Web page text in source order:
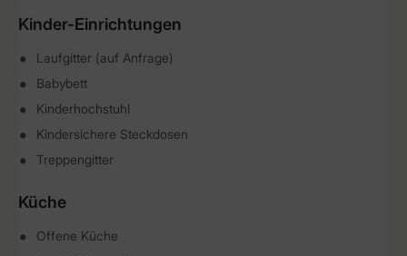
Kinder-Einrichtungen
Laufgitter (auf Anfrage)
Babybett
Kinderhochstuhl
Kindersichere Steckdosen
Treppengitter
Küche
Offene Küche